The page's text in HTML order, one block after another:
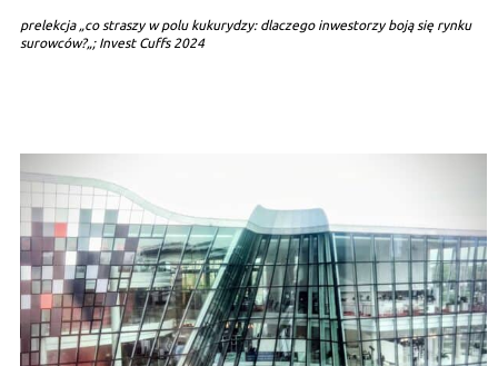
prelekcja „co straszy w polu kukurydzy: dlaczego inwestorzy boją się rynku
surowców?„; Invest Cuffs 2024